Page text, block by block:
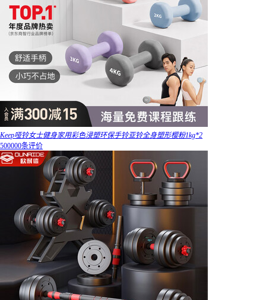
Keep哑铃女士健身家用彩色浸塑环保手铃亚铃全身塑形樱粉1kg*2
500000条评价